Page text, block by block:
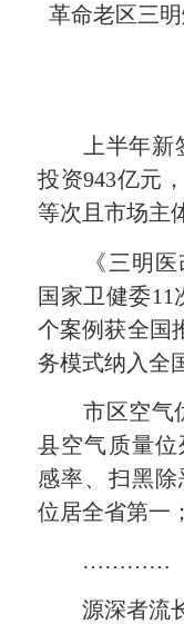
革命老区三
上半年新签
投资943亿元
等次且市场主
《三明医改
国家卫健委11
个案例获全国
务模式纳入全
市区空气优
县空气质量
感率、扫黑
位居全省第一；
…………
源深者流长